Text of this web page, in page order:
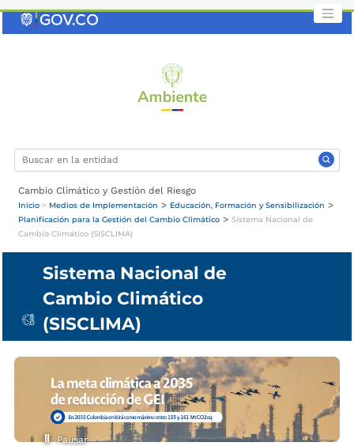
Cambio Climático y Gestión del Riesgo
Inicio > Medios de Implementación > Educación, Formación y Sensibilización >
Planificación para la Gestión del Cambio Climático > Sistema Nacional de
Cambio Climático (SISCLIMA)
Sistema Nacional de
Cambio Climático
(SISCLIMA)
Pausar